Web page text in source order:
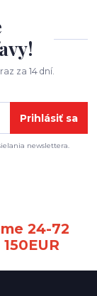
za 14 dní.
Prihlásiť sa
newslettera.
24-72